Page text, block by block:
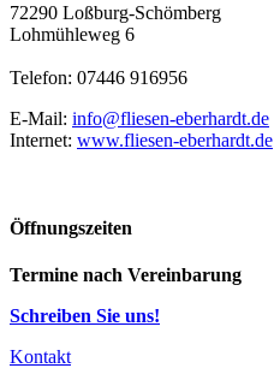
72290 Loßburg-Schömberg
Lohmühleweg 6
Telefon: 07446 916956
E-Mail: info@fliesen-eberhardt.de
Internet: www.fliesen-eberhardt.de
Öffnungszeiten
Termine nach Vereinbarung
Schreiben Sie uns!
Kontakt